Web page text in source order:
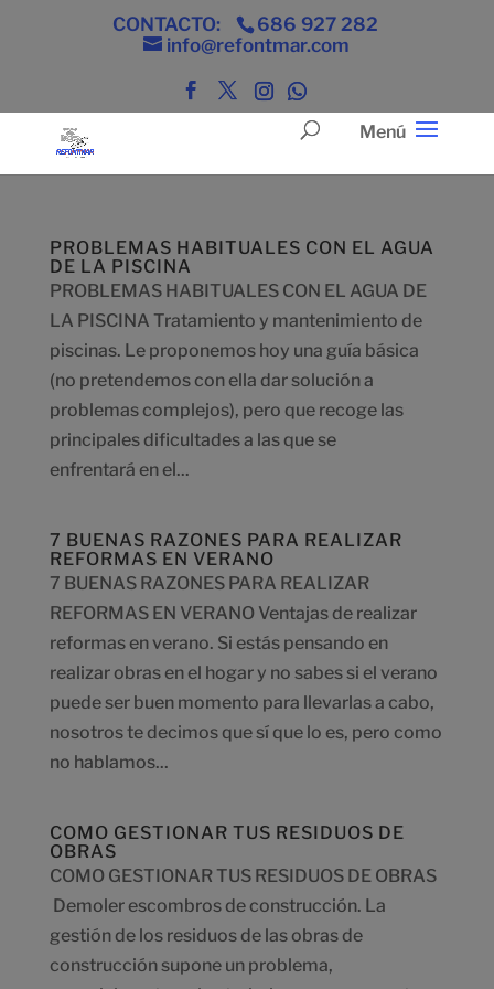
CONTACTO:
686 927 282
info@refontmar.com
PROBLEMAS HABITUALES CON EL AGUA
DE LA PISCINA
PROBLEMAS HABITUALES CON EL AGUA DE
LA PISCINA Tratamiento y mantenimiento de
piscinas. Le proponemos hoy una guía básica
(no pretendemos con ella dar solución a
problemas complejos), pero que recoge las
principales dificultades a las que se
enfrentará en el...
7 BUENAS RAZONES PARA REALIZAR
REFORMAS EN VERANO
7 BUENAS RAZONES PARA REALIZAR
REFORMAS EN VERANO Ventajas de realizar
reformas en verano. Si estás pensando en
realizar obras en el hogar y no sabes si el verano
puede ser buen momento para llevarlas a cabo,
nosotros te decimos que sí que lo es, pero como
no hablamos...
COMO GESTIONAR TUS RESIDUOS DE
OBRAS
COMO GESTIONAR TUS RESIDUOS DE OBRAS
Demoler escombros de construcción. La
gestión de los residuos de las obras de
construcción supone un problema,